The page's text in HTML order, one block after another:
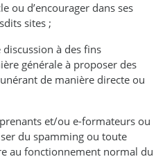
ou d’encourager dans ses
sites ;
discussion à des fins
générale à proposer des
de manière directe ou
et/ou e-formateurs ou
du spamming ou toute
au fonctionnement normal du